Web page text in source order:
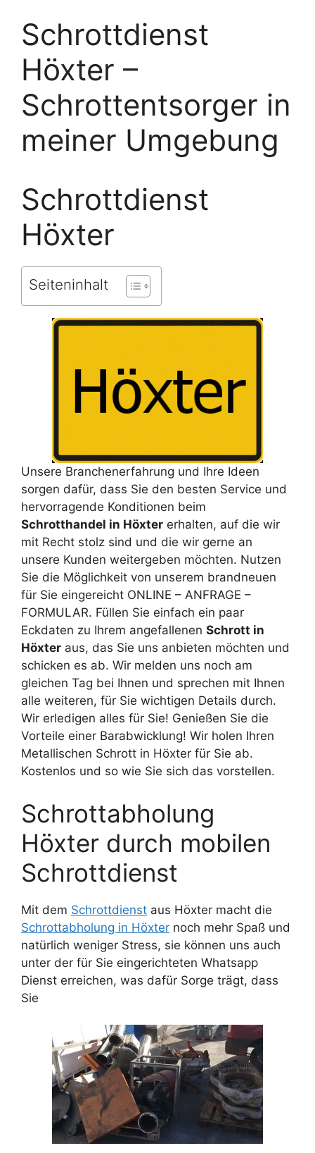
Schrottdienst
Höxter –
Schrottentsorger in
meiner Umgebung
Schrottdienst
Höxter
Seiteninhalt
Unsere Branchenerfahrung und Ihre Ideen
sorgen dafür, dass Sie den besten Service und
hervorragende Konditionen beim
Schrotthandel in Höxter erhalten, auf die wir
mit Recht stolz sind und die wir gerne an
unsere Kunden weitergeben möchten. Nutzen
Sie die Möglichkeit von unserem brandneuen
für Sie eingereicht ONLINE – ANFRAGE –
FORMULAR. Füllen Sie einfach ein paar
Eckdaten zu Ihrem angefallenen Schrott in
Höxter aus, das Sie uns anbieten möchten und
schicken es ab. Wir melden uns noch am
gleichen Tag bei Ihnen und sprechen mit Ihnen
alle weiteren, für Sie wichtigen Details durch.
Wir erledigen alles für Sie! Genießen Sie die
Vorteile einer Barabwicklung! Wir holen Ihren
Metallischen Schrott in Höxter für Sie ab.
Kostenlos und so wie Sie sich das vorstellen.
Schrottabholung
Höxter durch mobilen
Schrottdienst
Mit dem Schrottdienst aus Höxter macht die
Schrottabholung in Höxter noch mehr Spaß und
natürlich weniger Stress, sie können uns auch
unter der für Sie eingerichteten Whatsapp
Dienst erreichen, was dafür Sorge trägt, dass
Sie